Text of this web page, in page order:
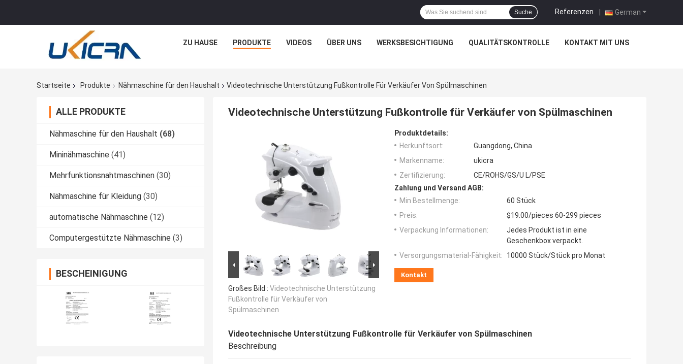
German
Referenzen |
Suche
ZU HAUSE PRODUKTE VIDEOS ÜBER UNS WERKSBESICHTIGUNG QUALITÄTSKONTROLLE KONTAKT MIT UNS
Startseite Produkte Nähmaschine für den Haushalt Videotechnische Unterstützung Fußkontrolle Für Verkäufer Von Spülmaschinen
ALLE PRODUKTE
Nähmaschine für den Haushalt (68)
Mininähmaschine (41)
Mehrfunktionsnahtmaschinen (30)
Nähmaschine für Kleidung (30)
automatische Nähmaschine (12)
Computergestützte Nähmaschine (3)
BESCHEINIGUNG
Videotechnische Unterstützung Fußkontrolle für Verkäufer von Spülmaschinen
Großes Bild : Videotechnische Unterstützung
Fußkontrolle für Verkäufer von
Spülmaschinen
Produktdetails:
Herkunftsort:
Guangdong, China
Markenname:
ukicra
Zertifizierung:
CE/ROHS/GS/U L/PSE
Zahlung und Versand AGB:
Min Bestellmenge:
60 Stück
Preis:
$19.00/pieces 60-299 pieces
Verpackung Informationen:
Jedes Produkt ist in eine
Geschenkbox verpackt.
Versorgungsmaterial-Fähigkeit:
10000 Stück/Stück pro Monat
Kontakt
Videotechnische Unterstützung Fußkontrolle für Verkäufer von Spülmaschinen
Beschreibung